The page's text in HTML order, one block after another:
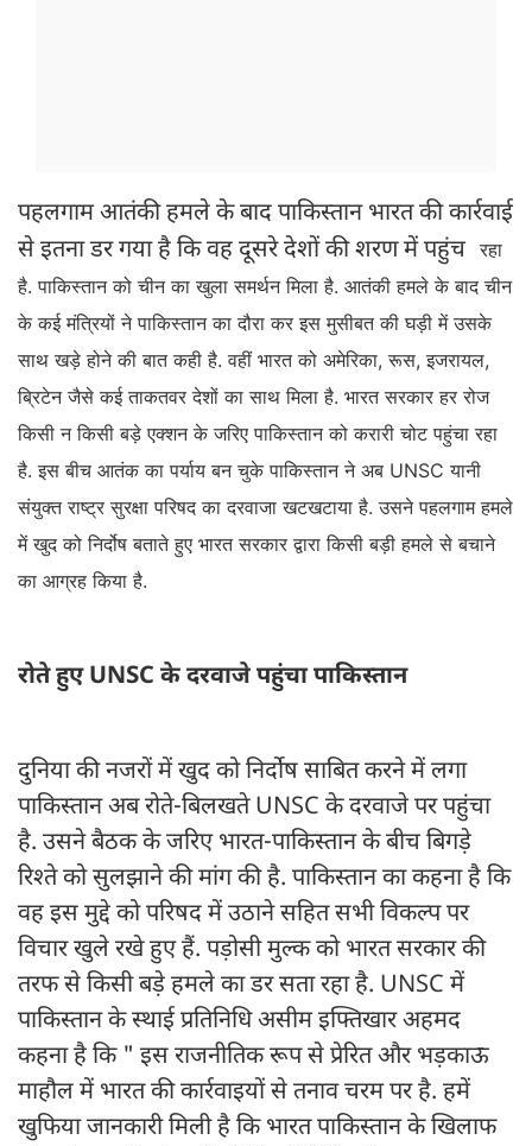
पहलगाम आतंकी हमले के बाद पाकिस्तान भारत की कार्रवाई
से इतना डर गया है कि वह दूसरे देशों की शरण में पहुंच रहा
है. पाकिस्तान को चीन का खुला समर्थन मिला है. आतंकी हमले के बाद चीन
के कई मंत्रियों ने पाकिस्तान का दौरा कर इस मुसीबत की घड़ी में उसके
साथ खड़े होने की बात कही है. वहीं भारत को अमेरिका, रूस, इजरायल,
ब्रिटेन जैसे कई ताकतवर देशों का साथ मिला है. भारत सरकार हर रोज
किसी न किसी बड़े एक्शन के जरिए पाकिस्तान को करारी चोट पहुंचा रहा
है. इस बीच आतंक का पर्याय बन चुके पाकिस्तान ने अब UNSC यानी
संयुक्त राष्ट्र सुरक्षा परिषद का दरवाजा खटखटाया है. उसने पहलगाम हमले
में खुद को निर्दोष बताते हुए भारत सरकार द्वारा किसी बड़ी हमले से बचाने
का आग्रह किया है.
रोते हुए UNSC के दरवाजे पहुंचा पाकिस्तान
दुनिया की नजरों में खुद को निर्दोष साबित करने में लगा
पाकिस्तान अब रोते-बिलखते UNSC के दरवाजे पर पहुंचा
है. उसने बैठक के जरिए भारत-पाकिस्तान के बीच बिगड़े
रिश्ते को सुलझाने की मांग की है. पाकिस्तान का कहना है कि
वह इस मुद्दे को परिषद में उठाने सहित सभी विकल्प पर
विचार खुले रखे हुए हैं. पड़ोसी मुल्क को भारत सरकार की
तरफ से किसी बड़े हमले का डर सता रहा है. UNSC में
पाकिस्तान के स्थाई प्रतिनिधि असीम इफ्तिखार अहमद
कहना है कि " इस राजनीतिक रूप से प्रेरित और भड़काऊ
माहौल में भारत की कार्रवाइयों से तनाव चरम पर है. हमें
खुफिया जानकारी मिली है कि भारत पाकिस्तान के खिलाफ